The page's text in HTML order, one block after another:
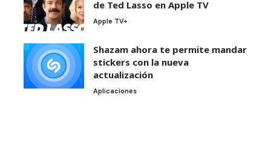
de Ted Lasso en Apple TV
Apple TV+
Shazam ahora te permite mandar
stickers con la nueva
actualización
Aplicaciones